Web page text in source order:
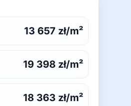
13 657 zł/m²
19 398 zł/m²
18 363 zł/m²